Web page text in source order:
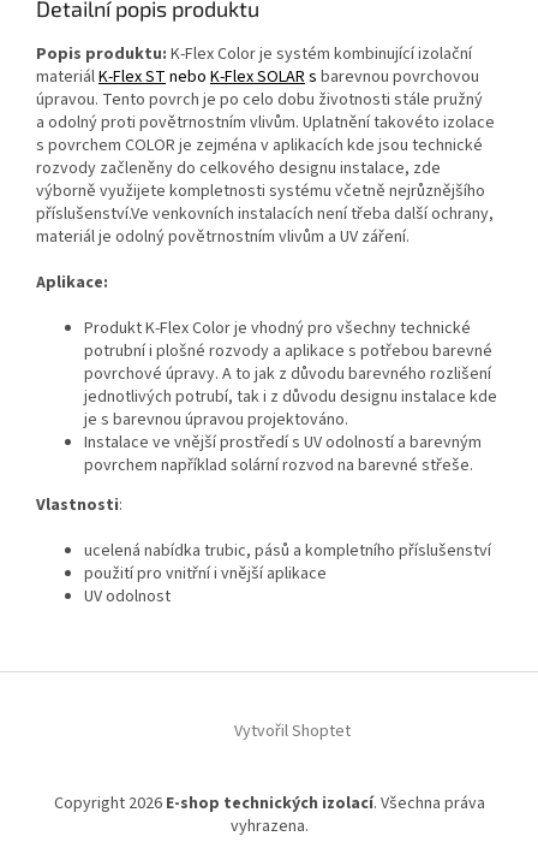
Detailní popis produktu
Popis produktu: K‑Flex Color je systém kombinující izolační
materiálK‑Flex ST nebo K‑Flex SOLAR s barevnou povrchovou
úpravou. Tento povrch je po celo dobu životnosti stále pružný
a odolný proti povětrnostním vlivům. Uplatnění takovéto izolace
s povrchem COLOR je zejména v aplikacích kde jsou technické
rozvody začleněny do celkového designu instalace, zde
výborně využijete kompletnosti systému včetně nejrůznějšího
příslušenství.Ve venkovních instalacích není třeba další ochrany,
materiál je odolný povětrnostním vlivům a UV záření.
Aplikace:
Produkt K‑Flex Color je vhodný pro všechny technické
potrubní i plošné rozvody a aplikace s potřebou barevné
povrchové úpravy. A to jak z důvodu barevného rozlišení
jednotlivých potrubí, tak i z důvodu designu instalace kde
je s barevnou úpravou projektováno.
Instalace ve vnější prostředí s UV odolností a barevným
povrchem například solární rozvod na barevné střeše.
Vlastnosti:
ucelená nabídka trubic, pásů a kompletního příslušenství
použití pro vnitřní i vnější aplikace
UV odolnost
Vytvořil Shoptet
Copyright 2026 E-shop technických izolací. Všechna práva
vyhrazena.